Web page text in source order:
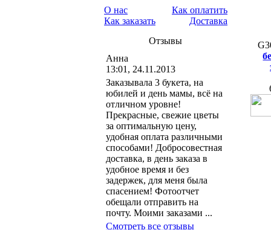
О нас
Как заказать
Как оплатить
Доставка
Отзывы
Анна
13:01, 24.11.2013
Заказывала 3 букета, на
юбилей и день мамы, всё на
отличном уровне!
Прекрасные, свежие цветы
за оптимальную цену,
удобная оплата различными
способами! Добросовестная
доставка, в день заказа в
удобное время и без
задержек, для меня была
спасением! Фотоотчет
обещали отправить на
почту. Моими заказами ...
Смотреть все отзывы